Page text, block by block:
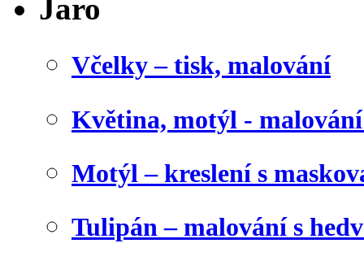
Jaro
Včelky – tisk, malování
Květina, motýl -
Motýl – kreslení s
Tulipán – malování s